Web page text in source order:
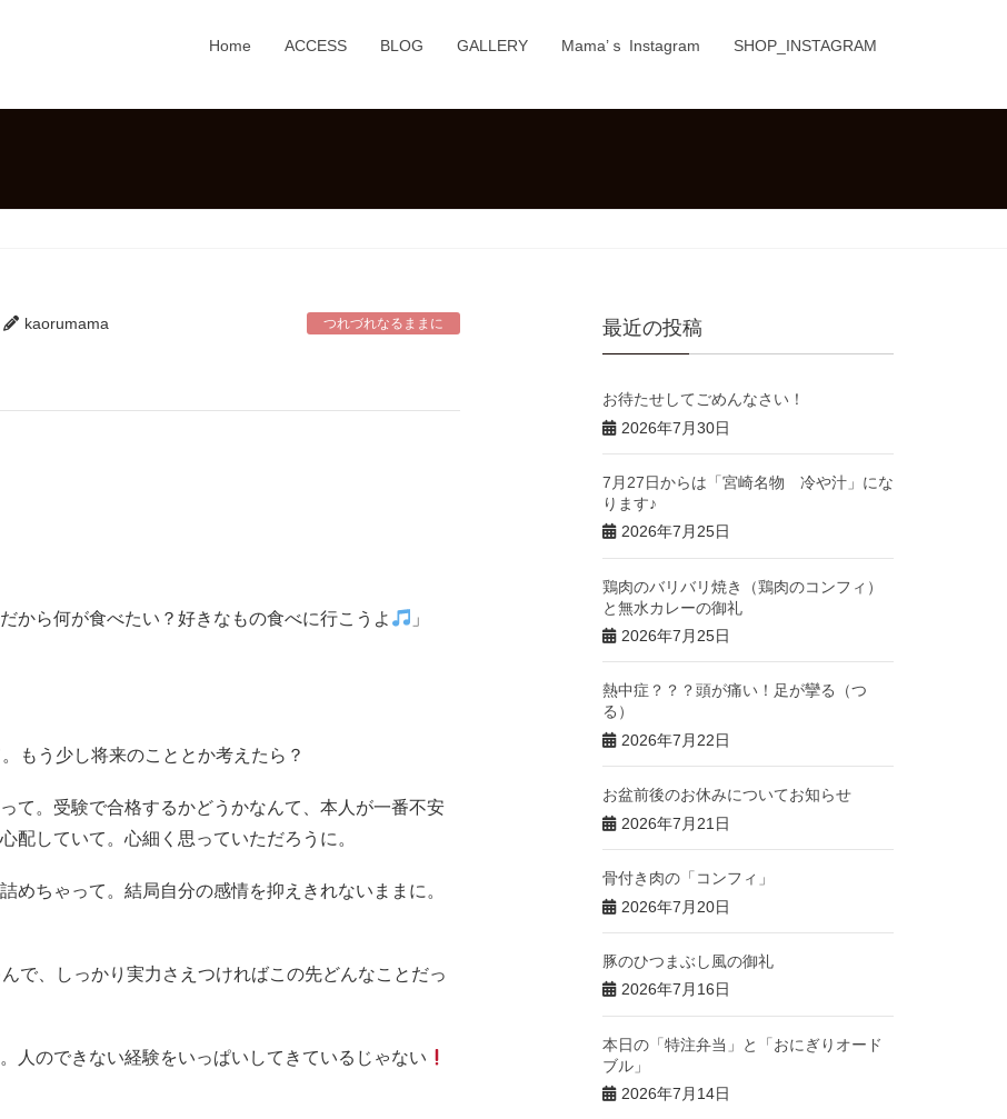
Home ACCESS BLOG GALLERY Mama’ｓ Instagram SHOP_INSTAGRAM
kaorumama つれづれなるままに
から何が食べたい？好きなもの食べに行こうよ
」
もう少し将来のこととか考えたら？
て。受験で合格するかどうかなんて、本人が一番不安
配していて。心細く思っていただろうに。
めちゃって。結局自分の感情を抑えきれないままに。
で、しっかり実力さえつければこの先どんなことだっ
人のできない経験をいっぱいしてきているじゃない
最近の投稿
お待たせしてごめんなさい！
2026年7月30日
7月27日からは「宮崎名物 冷や汁」にな
ります♪
2026年7月25日
鶏肉のバリバリ焼き（鶏肉のコンフィ）
と無水カレーの御礼
2026年7月25日
熱中症？？？頭が痛い！足が攣る（つ
る）
2026年7月22日
お盆前後のお休みについてお知らせ
2026年7月21日
骨付き肉の「コンフィ」
2026年7月20日
豚のひつまぶし風の御礼
2026年7月16日
本日の「特注弁当」と「おにぎりオード
ブル」
2026年7月14日